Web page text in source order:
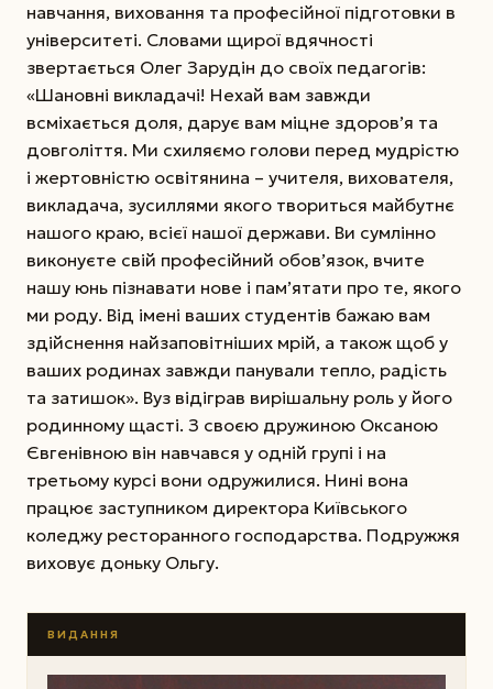
навчання, виховання та професійної підготовки в
університеті. Словами щирої вдячності
звертається Олег Зарудін до своїх педагогів:
«Шановні викладачі! Нехай вам завжди
всміхається доля, дарує вам міцне здоров’я та
довголіття. Ми схиляємо голови перед мудрістю
і жертовністю освітянина – учителя, вихователя,
викладача, зусиллями якого твориться майбутнє
нашого краю, всієї нашої держави. Ви сумлінно
виконуєте свій професійний обов’язок, вчите
нашу юнь пізнавати нове і пам’ятати про те, якого
ми роду. Від імені ваших студентів бажаю вам
здійснення найзаповітніших мрій, а також щоб у
ваших родинах завжди панували тепло, радість
та затишок». Вуз відіграв вирішальну роль у його
родинному щасті. З своєю дружиною Оксаною
Євгенівною він навчався у одній групі і на
третьому курсі вони одружилися. Нині вона
працює заступником директора Київського
коледжу ресторанного господарства. Подружжя
виховує доньку Ольгу.
ВИДАННЯ